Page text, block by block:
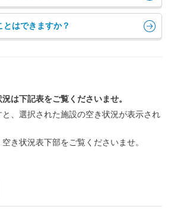
はできますか？
は下記表をご覧くださいませ。
、選択された施設の空き状況が表示され
き状況表下部をご覧くださいませ。